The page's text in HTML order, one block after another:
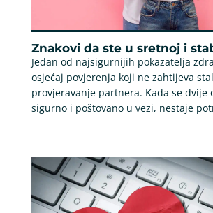
Znakovi da ste u sretnoj i
Jedan od najsigurnijih pokazatelja
osjećaj povjerenja koji ne zahtijeva
provjeravanje partnera. Kada se dvije
sigurno i poštovano u vezi, nestaje